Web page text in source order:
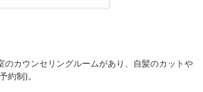
のカウンセリングルームがあり、自髪のカットや
約制)。